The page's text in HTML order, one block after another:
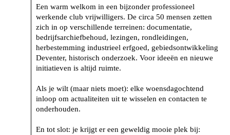
Een warm welkom in een bijzonder professioneel
werkende club vrijwilligers. De circa 50 mensen zetten
zich in op verschillende terreinen: documentatie,
bedrijfsarchiefbehoud, lezingen, rondleidingen,
herbestemming industrieel erfgoed, gebiedsontwikkeling
Deventer, historisch onderzoek. Voor ideeën en nieuwe
initiatieven is altijd ruimte.
Als je wilt (maar niets moet): elke woensdagochtend
inloop om actualiteiten uit te wisselen en contacten te
onderhouden.
En tot slot: je krijgt er een geweldig mooie plek bij: